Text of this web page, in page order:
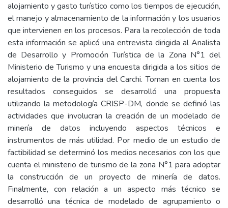
alojamiento y gasto turístico como los tiempos de ejecución,
el manejo y almacenamiento de la información y los usuarios
que intervienen en los procesos. Para la recolección de toda
esta información se aplicó una entrevista dirigida al Analista
de Desarrollo y Promoción Turística de la Zona N°1 del
Ministerio de Turismo y una encuesta dirigida a los sitios de
alojamiento de la provincia del Carchi. Toman en cuenta los
resultados conseguidos se desarrolló una propuesta
utilizando la metodología CRISP-DM, donde se definió las
actividades que involucran la creación de un modelado de
minería de datos incluyendo aspectos técnicos e
instrumentos de más utilidad. Por medio de un estudio de
factibilidad se determinó los medios necesarios con los que
cuenta el ministerio de turismo de la zona N°1 para adoptar
la construcción de un proyecto de minería de datos.
Finalmente, con relación a un aspecto más técnico se
desarrolló una técnica de modelado de agrupamiento o